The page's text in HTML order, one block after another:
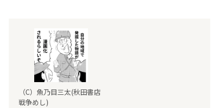
（C）魚乃目三太(秋田書店
戦争めし)